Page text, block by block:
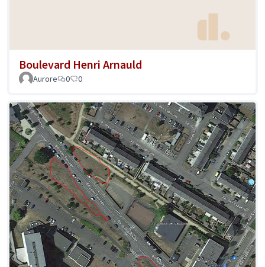
Boulevard Henri Arnauld
Aurore 0 0